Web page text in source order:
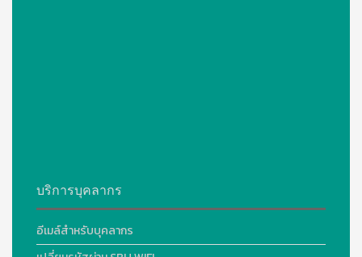
บริการบุคลากร
อีเมล์สำหรับบุคลากร